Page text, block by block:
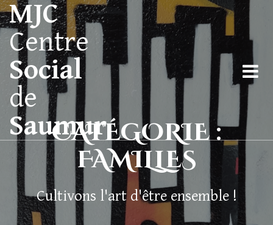
MJC
Centre
Social
de
Saumur
CATÉGORIE :
FAMILLES
Cultivons l'art d'être ensemble !